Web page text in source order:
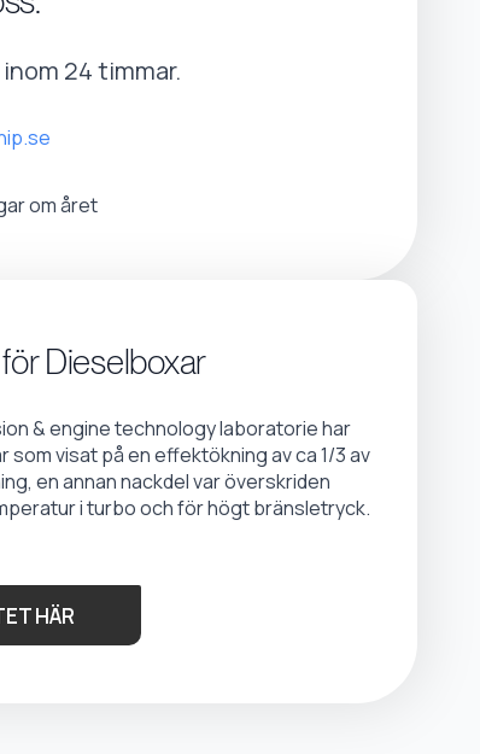
24 timmar.
om året
Dieselboxar
& engine technology laboratorie har
visat på en effektökning av ca 1/3 av
en annan nackdel var överskriden
i turbo och för högt bränsletryck.
HÄR